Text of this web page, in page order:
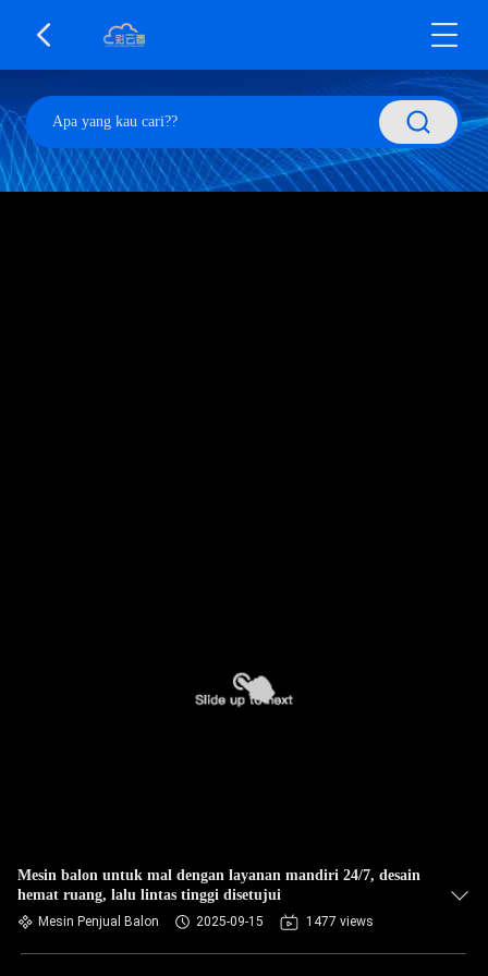
Mesin balon untuk mal dengan layanan mandiri 24/7, desain
hemat ruang, lalu lintas tinggi disetujui
Mesin Penjual Balon 2025-09-15 1477 views